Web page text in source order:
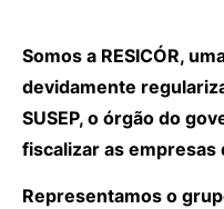
Somos a RESICÓR,
devidamente
SUSEP, o órgão do
fiscalizar as empresas
Representamos o